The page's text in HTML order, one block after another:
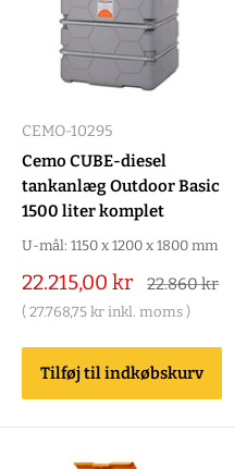
CEMO-10295
Cemo CUBE-diesel
tankanlæg Outdoor Basic
1500 liter komplet
U-mål: 1150 x 1200 x 1800 mm
Salgspris
22.215,00 kr
Alm.
22.860 kr
( 27.768,75 kr inkl. moms )
Tilføj til indkøbskurv